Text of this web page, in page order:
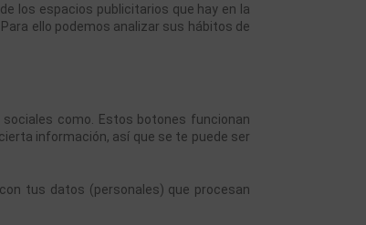
los espacios publicitarios que hay en la
ello podemos analizar sus hábitos de
sociales como. Estos botones funcionan
información, así que se te puede ser
tus datos (personales) que procesan